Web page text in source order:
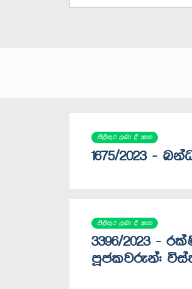
පිළිතුර ලබා දී ඇත
1675/2023 -
පිළිතුර ලබා දී ඇත
3396/2023 -
පූජකවරුන්: